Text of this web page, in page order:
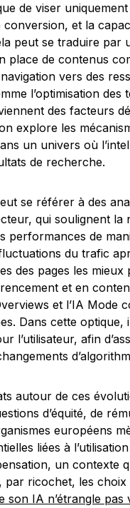
de viser
et la
peut se traduire par
place de contenus
vers des
l’optimisation des
des facteurs
explore les
un univers où
de recherche.
se référer à des
qui soulignent la
performances de
du trafic
des pages les
et en
et l’IA Mode
Dans cette
l’utilisateur, afin
autour de ces
d’équité, de
européens
liées à
un contexte
ricochet, les
son IA n’étrangle